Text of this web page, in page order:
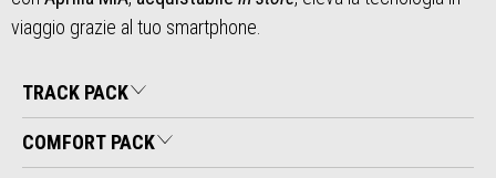
viaggio grazie al tuo smartphone.
TRACK PACK
COMFORT PACK